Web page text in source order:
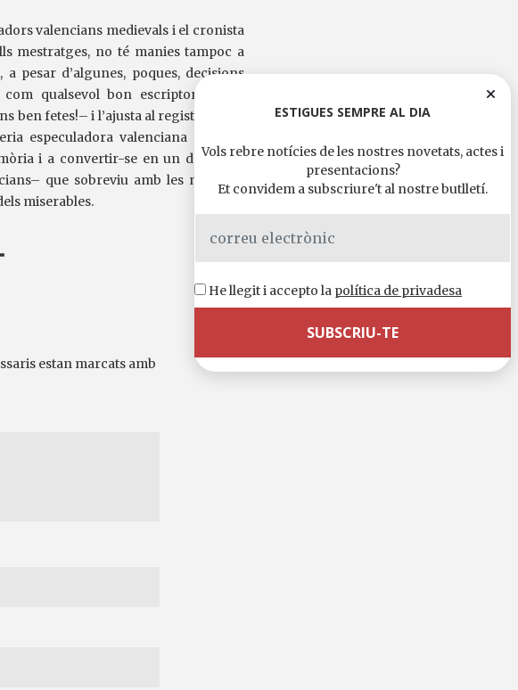
valencians medievals i el cronista
mestratges, no té manies tampoc a
pesar d’algunes, poques, decisions
qualsevol bon escriptor, no fa
fetes!– i l’ajusta al registre que li
especuladora valenciana com els
i a convertir-se en un d’aquests
que sobreviu amb les mateixes
miserables.
estan marcats amb
ESTIGUES SEMPRE AL DIA
Vols rebre notícies de les nostres novetats, actes i
presentacions?
Et convidem a subscriure't al nostre butlletí.
He llegit i accepto la política de privadesa